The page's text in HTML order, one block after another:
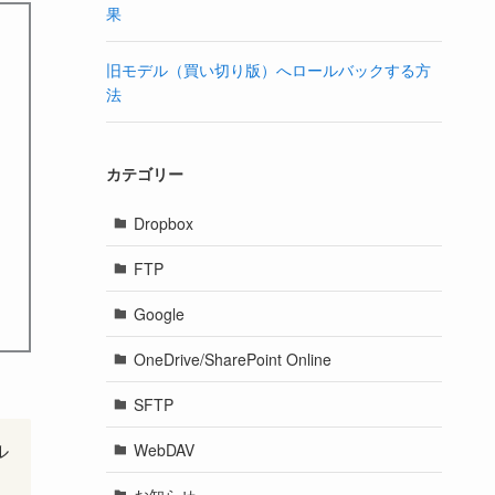
果
旧モデル（買い切り版）へロールバックする方
法
カテゴリー
Dropbox
FTP
Google
OneDrive/SharePoint Online
SFTP
WebDAV